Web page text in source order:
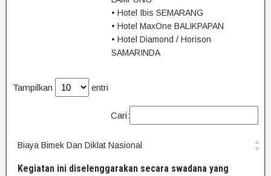
• Hotel Ibis SEMARANG
• Hotel MaxOne BALIKPAPAN
• Hotel Diamond / Horison
SAMARINDA
Tampilkan entri
Cari:
Biaya Bimek Dan Diklat Nasional
Kegiatan ini diselenggarakan secara swadana yang